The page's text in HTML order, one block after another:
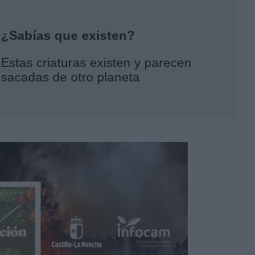
¿Sabías que existen?
Estas criaturas existen y parecen
sacadas de otro planeta